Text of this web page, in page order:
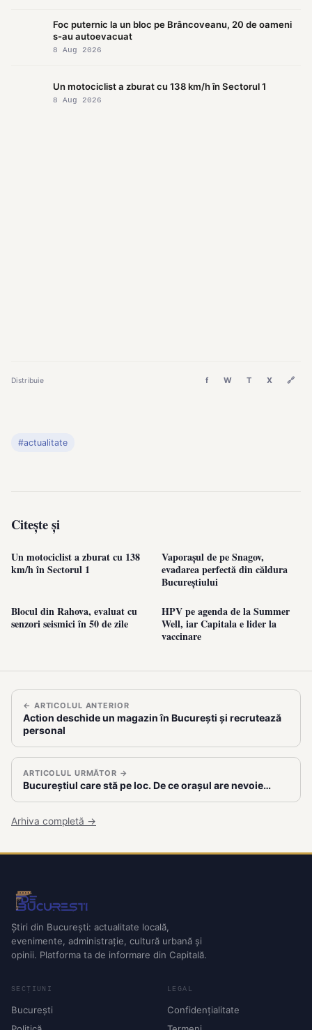
Foc puternic la un bloc pe Brâncoveanu, 20 de oameni
s-au autoevacuat
8 Aug 2026
Un motociclist a zburat cu 138 km/h în Sectorul 1
8 Aug 2026
Distribuie f W T X 🔗
#actualitate
Citește și
Un motociclist a zburat cu 138
km/h în Sectorul 1
Vaporașul de pe Snagov,
evadarea perfectă din căldura
Bucureștiului
Blocul din Rahova, evaluat cu
senzori seismici în 50 de zile
HPV pe agenda de la Summer
Well, iar Capitala e lider la
vaccinare
← ARTICOLUL ANTERIOR
Action deschide un magazin în București și recrutează
personal
ARTICOLUL URMĂTOR →
Bucureștiul care stă pe loc. De ce orașul are nevoie…
Arhiva completă →
Știri din București: actualitate locală,
evenimente, administrație, cultură urbană și
opinii. Platforma ta de informare din Capitală.
SECȚIUNI
București
LEGAL
Confidențialitate